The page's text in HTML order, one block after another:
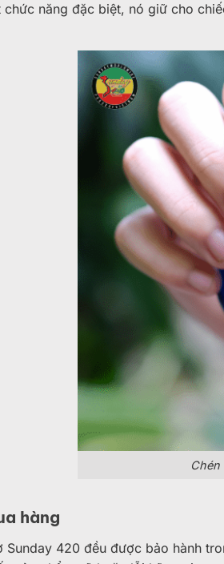
chức năng đặc biệt, nó giữ cho
Chén
hàng
Sunday 420 đều được bảo hành